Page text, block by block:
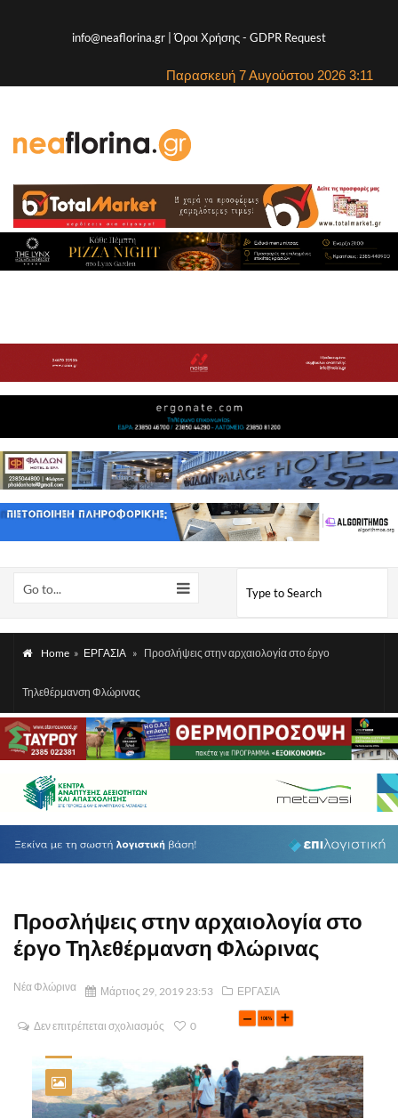
info@neaflorina.gr |Όροι Χρήσης- GDPR Request
Παρασκευή 7 Αυγούστου 2026 3:11
Go to...
Home » ΕΡΓΑΣΙΑ » Προσλήψεις στην αρχαιολογία στο έργο
Τηλεθέρμανση Φλώρινας
Προσλήψεις στην αρχαιολογία στο
έργο Τηλεθέρμανση Φλώρινας
Νέα Φλώρινα Μάρτιος 29, 2019 23:53 ΕΡΓΑΣΙΑ
Δεν επιτρέπεται σχολιασμός 0